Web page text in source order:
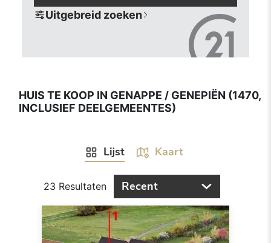
Uitgebreid zoeken
HUIS TE KOOP IN GENAPPE / GENEPIËN (1470,
INCLUSIEF DEELGEMEENTES)
Lijst Kaart
23 Resultaten Recent